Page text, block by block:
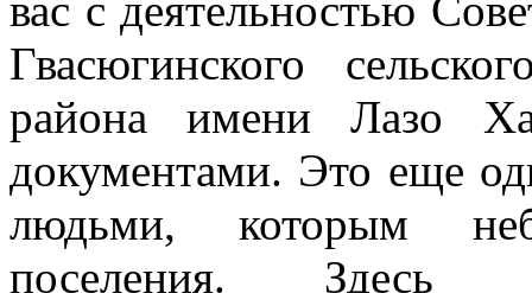
вас с деятельностью
Гвасюгинского
района имени Лазо
документами. Это еще
людьми, которым
поселения. Здесь